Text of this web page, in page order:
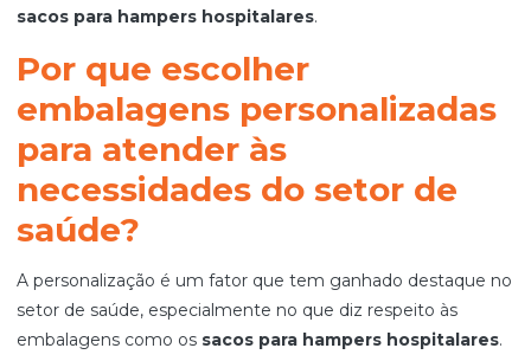
sacos para hampers hospitalares.
Por que escolher
embalagens personalizadas
para atender às
necessidades do setor de
saúde?
A personalização é um fator que tem ganhado destaque no
setor de saúde, especialmente no que diz respeito às
embalagens como os sacos para hampers hospitalares.